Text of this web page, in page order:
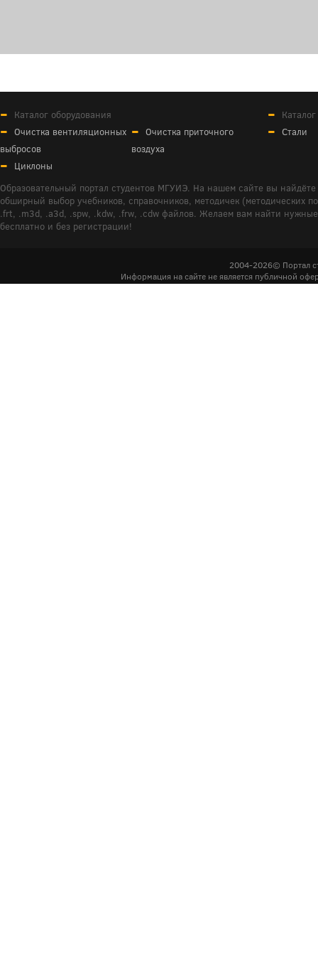
Каталог оборудования
Очистка вентиляционных
выбросов
Очистка приточного
воздуха
Циклоны
Стали
Образовательный портал студентов МГУИЭ. На нашем сайте вы
обширный выбор учебников, справочников, методичек (методических
.frt, .m3d, .a3d, .spw, .kdw, .frw, .cdw файлов. Желаем вам найти
бесплатно и без регистрации!
2004-2026© Портал
Информация на сайте не является публичной